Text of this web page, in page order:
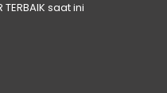
saat ini